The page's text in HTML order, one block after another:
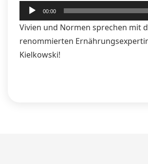
Audio-
Player
00:00
Vivien und Normen sprechen mit
renommierten
Kielkowski!